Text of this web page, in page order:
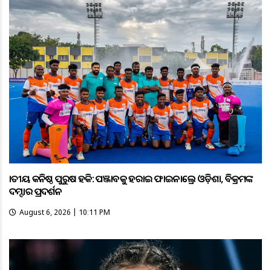
ଜାତୀୟ କନିଷ୍ଠ ପୁରୁଷ ହକି: ପଞ୍ଜାବକୁ ହରାଇ ଫାଇନାଲ୍ରେ ଓଡ଼ିଶା, ବିକ୍ରମଙ୍କ
ଦମ୍ଦାର ପ୍ରଦର୍ଶନ
August 6, 2026 | 10:11 PM